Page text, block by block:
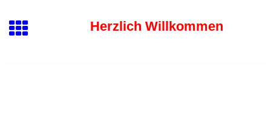
Herzlich Willkommen